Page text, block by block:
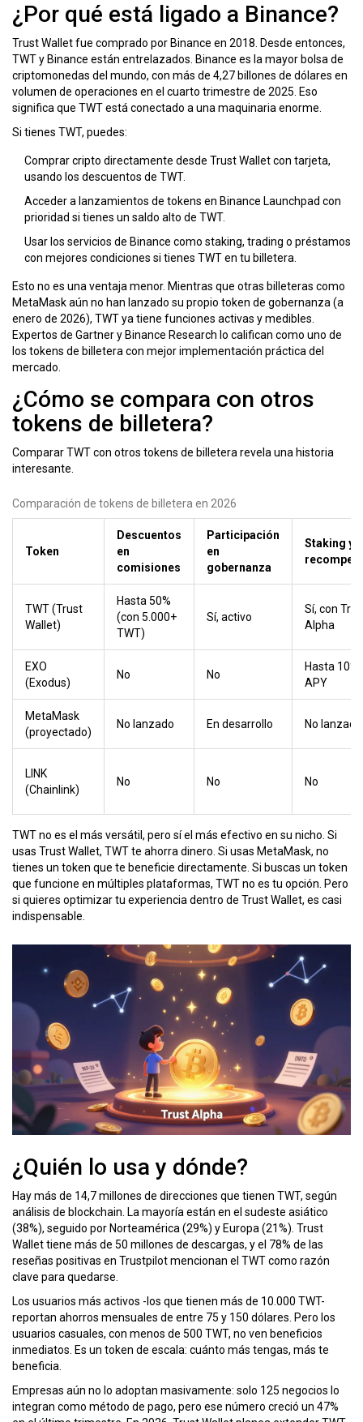
¿Por qué está ligado a Binance?
Trust Wallet fue comprado por Binance en 2018. Desde entonces,
TWT y Binance están entrelazados. Binance es la mayor bolsa de
criptomonedas del mundo, con más de 4,27 billones de dólares en
volumen de operaciones en el cuarto trimestre de 2025. Eso
significa que TWT está conectado a una maquinaria enorme.
Si tienes TWT, puedes:
Comprar cripto directamente desde Trust Wallet con tarjeta,
usando los descuentos de TWT.
Acceder a lanzamientos de tokens en Binance Launchpad con
prioridad si tienes un saldo alto de TWT.
Usar los servicios de Binance como staking, trading o préstamos
con mejores condiciones si tienes TWT en tu billetera.
Esto no es una ventaja menor. Mientras que otras billeteras como
MetaMask aún no han lanzado su propio token de gobernanza (a
enero de 2026), TWT ya tiene funciones activas y medibles.
Expertos de Gartner y Binance Research lo califican como uno de
los tokens de billetera con mejor implementación práctica del
mercado.
¿Cómo se compara con otros
tokens de billetera?
Comparar TWT con otros tokens de billetera revela una historia
interesante.
Comparación de tokens de billetera en 2026
Token
Descuentos
en
comisiones
Participación
en
gobernanza
Staking y
TWT (Trust
Wallet)
Hasta 50%
(con 5.000+
TWT)
Sí, activo
Sí, con
Alpha
EXO
(Exodus)
No No
Hasta 10%
APY
MetaMask
(proyectado)
No lanzado En desarrollo No lanzado
LINK
(Chainlink)
No No No
TWT no es el más versátil, pero sí el más efectivo en su nicho. Si
usas Trust Wallet, TWT te ahorra dinero. Si usas MetaMask, no
tienes un token que te beneficie directamente. Si buscas un token
que funcione en múltiples plataformas, TWT no es tu opción. Pero
si quieres optimizar tu experiencia dentro de Trust Wallet, es casi
indispensable.
¿Quién lo usa y dónde?
Hay más de 14,7 millones de direcciones que tienen TWT, según
análisis de blockchain. La mayoría están en el sudeste asiático
(38%), seguido por Norteamérica (29%) y Europa (21%). Trust
Wallet tiene más de 50 millones de descargas, y el 78% de las
reseñas positivas en Trustpilot mencionan el TWT como razón
clave para quedarse.
Los usuarios más activos -los que tienen más de 10.000 TWT-
reportan ahorros mensuales de entre 75 y 150 dólares. Pero los
usuarios casuales, con menos de 500 TWT, no ven beneficios
inmediatos. Es un token de escala: cuánto más tengas, más te
beneficia.
Empresas aún no lo adoptan masivamente: solo 125 negocios lo
integran como método de pago, pero ese número creció un 47%